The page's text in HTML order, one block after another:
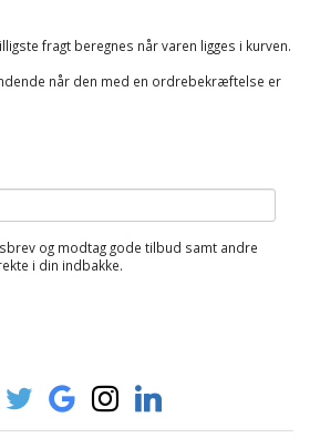
fragt beregnes når varen ligges i kurven.
når den med en ordrebekræftelse er
og modtag gode tilbud samt andre
i din indbakke.